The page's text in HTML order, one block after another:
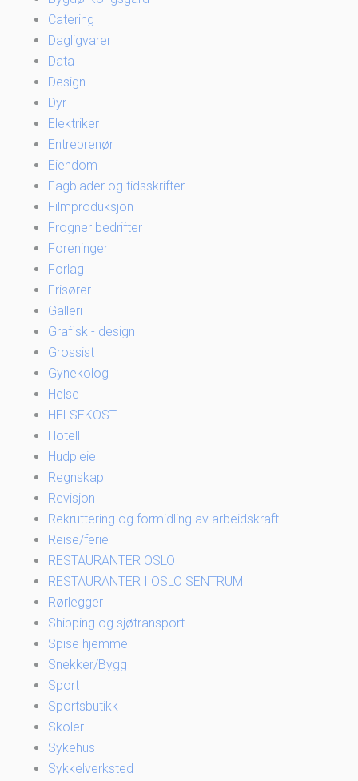
Catering
Dagligvarer
Data
Design
Dyr
Elektriker
Entreprenør
Eiendom
Fagblader og tidsskrifter
Filmproduksjon
Frogner bedrifter
Foreninger
Forlag
Frisører
Galleri
Grafisk - design
Grossist
Gynekolog
Helse
HELSEKOST
Hotell
Hudpleie
Regnskap
Revisjon
Rekruttering og formidling av arbeidskraft
Reise/ferie
RESTAURANTER OSLO
RESTAURANTER I OSLO SENTRUM
Rørlegger
Shipping og sjøtransport
Spise hjemme
Snekker/Bygg
Sport
Sportsbutikk
Skoler
Sykehus
Sykkelverksted